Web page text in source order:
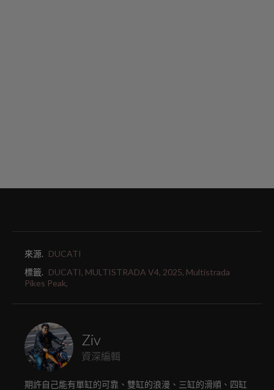
來源. DUCATI
標籤. DUCATI, MULTISTRADA V4, 2025, Multistrada
Pikes Peak,
Ziv
資深編輯
期許自己能有單缸的可靠、雙缸的浪漫、三缸的滑順、四缸